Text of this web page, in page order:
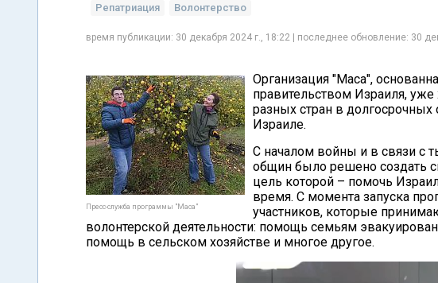
Репатриация Волонтерство
время публикации: 30 декабря 2024 г., 18:22 | последнее обновление: 30
Пресс-служба программы "Маса"
Организация "Маса",
правительством Израиля,
разных стран в
Израиле.
С началом войны и в связи с
общин было решено создать
цель которой – помочь
время. С момента запуска
участников, которые
волонтерской деятельности: помощь семьям
помощь в сельском хозяйстве и многое другое.